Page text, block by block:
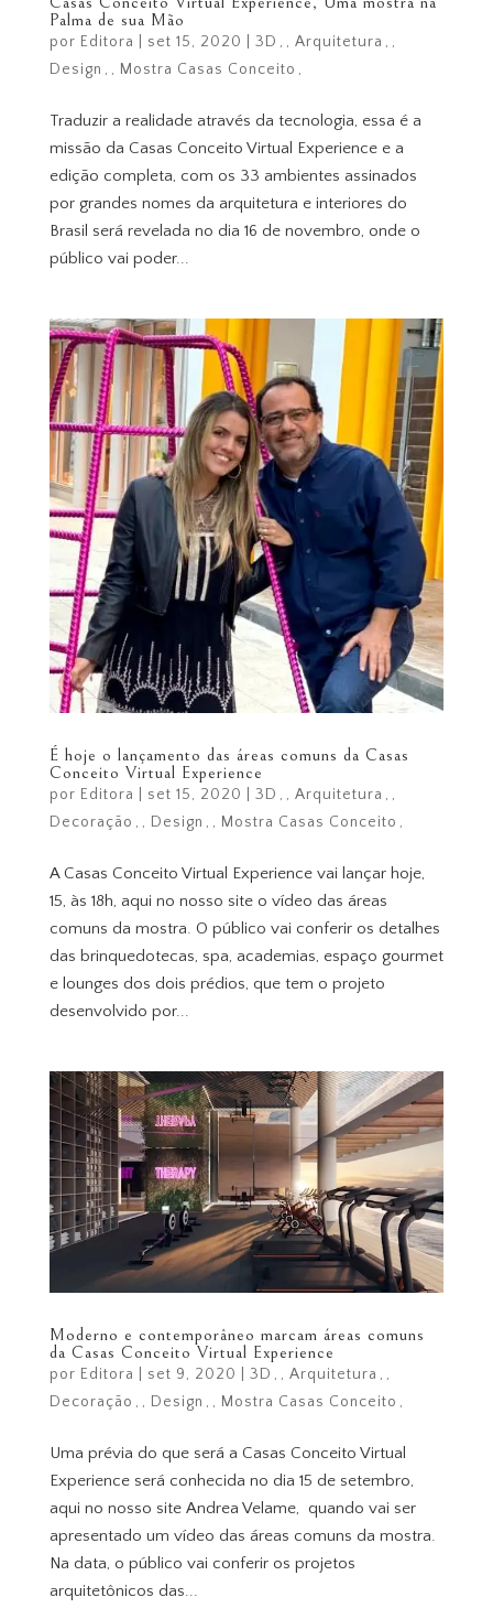
Palma de sua Mão
por Editora set 15, 2020 3D , Arquitetura
,
Design
, Mostra Casas Conceito
Traduzir a realidade através da tecnologia, essa é a
missão da Casas Conceito Virtual Experience e a
edição completa, com os 33 ambientes assinados
por grandes nomes da arquitetura e interiores do
Brasil será revelada no dia 16 de novembro, onde o
público vai poder...
É hoje o lançamento das áreas comuns da Casas
Conceito Virtual Experience
por Editora set 15, 2020 3D , Arquitetura
,
Decoração
, Design , Mostra Casas Conceito
A Casas Conceito Virtual Experience vai lançar hoje,
15, às 18h, aqui no nosso site o vídeo das áreas
comuns da mostra. O público vai conferir os detalhes
das brinquedotecas, spa, academias, espaço gourmet
e lounges dos dois prédios, que tem o projeto
desenvolvido por...
Moderno e contemporâneo marcam áreas comuns
da Casas Conceito Virtual Experience
por Editora set 9, 2020 3D , Arquitetura
,
Decoração
, Design , Mostra Casas Conceito
Uma prévia do que será a Casas Conceito Virtual
Experience será conhecida no dia 15 de setembro,
aqui no nosso site Andrea Velame, quando vai ser
apresentado um vídeo das áreas comuns da mostra.
Na data, o público vai conferir os projetos
arquitetônicos das...